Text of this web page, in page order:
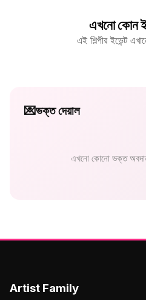
এখনো কোন
এই শিল্পীর ইভেন্ট
💌ভক্ত দেয়াল
এখনো কোনো ভক্ত
Artist Family